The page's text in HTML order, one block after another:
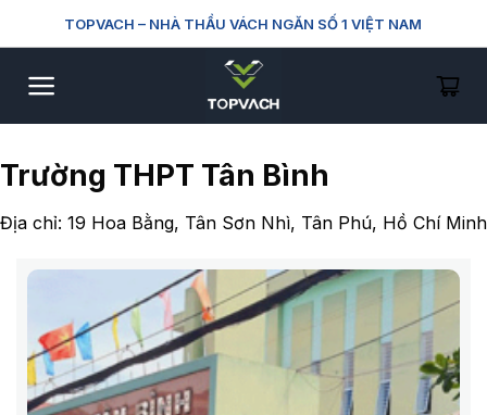
TOPVACH– NHÀ THẦU VÁCH NGĂN SỐ 1 VIỆT NAM
Trường THPT Tân Bình
Địa chỉ: 19 Hoa Bằng, Tân Sơn Nhì, Tân Phú, Hồ Chí Minh